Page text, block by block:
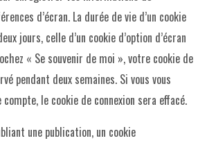
d’écran. La durée de vie d’un cookie
jours, celle d’un cookie d’option d’écran
« Se souvenir de moi », votre cookie de
pendant deux semaines. Si vous vous
le cookie de connexion sera effacé.
une publication, un cookie